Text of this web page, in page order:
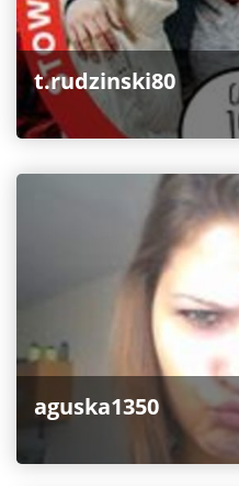
t.rudzinski80
aguska1350